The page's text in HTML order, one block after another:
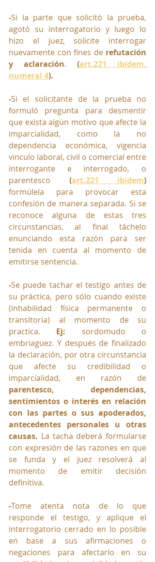
-Si la parte que solicitó la prueba,
agotó su interrogatorio y luego lo
hizo el juez, solicite interrogar
nuevamente con fines de refutación
y aclaración. (art.221 ibídem,
numeral 4).
-Si el solicitante de la prueba no
formuló pregunta para desmentir
que exista algún motivo que afecte la
imparcialidad, como la no
dependencia económica, vigencia
vinculo laboral, civil o comercial entre
interrogante e interrogado, o
parentesco (art.221 ibídem
formúlela para provocar esta
confesión de manera separada. Si se
reconoce alguna de estas tres
circunstancias, al final táchelo
enunciando esta razón para ser
tenida en cuenta al momento de
emitirse sentencia.
-Se puede tachar el testigo antes de
su práctica, pero sólo cuando existe
(inhabilidad física permanente o
transitoria) al momento de su
practica. Ej: sordomudo o
embriaguez. Y después de finalizado
la declaración, por otra circunstancia
que afecte su credibilidad o
parentesco, dependencias,
sentimientos o interés en relación
con las partes o sus apoderados,
antecedentes personales u otras
causas. La tacha deberá formularse
con expresión de las razones en que
se funda y el juez resolverá al
momento de emitir decisión
definitiva.
-Tome atenta nota de lo que
responde el testigo, y aplique el
interrogatorio cerrado en lo posible
en base a sus afirmaciones o
negaciones para afectarlo en su